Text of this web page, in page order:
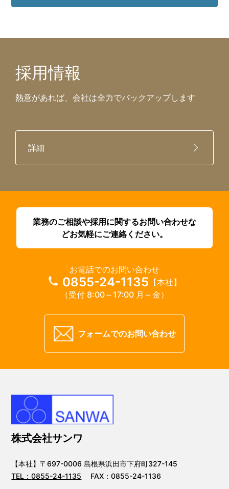
採用情報
熱意があれば、会社は全力でバックアップします
詳細
業務のご相談や採用に関するお問い合わせな
どお気軽にご連絡ください。
フォームでのお問い合わせ
お電話でのお問い合わせ
0855-24-1135 【本社】
（受付 8:00～17:00 月～金）
株式会社サンワ
【本社】〒697-0006 島根県浜田市下府町327-145
TEL：0855-24-1135 FAX：0855-24-1136